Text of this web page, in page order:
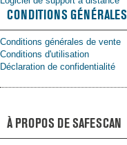
CONDITIONS GÉNÉRALES
Conditions générales de vente
Conditions d'utilisation
Déclaration de confidentialité
À PROPOS DE SAFESCAN